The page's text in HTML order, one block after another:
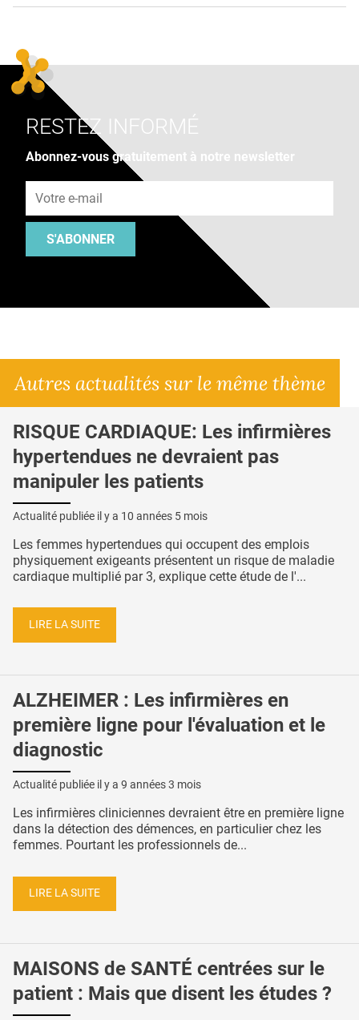
RESTEZ INFORMÉ
Abonnez-vous gratuitement à notre newsletter
S'ABONNER
Autres actualités sur le même thème
RISQUE CARDIAQUE: Les infirmières
hypertendues ne devraient pas
manipuler les patients
Actualité publiée il y a 10 années 5 mois
Les femmes hypertendues qui occupent des emplois
physiquement exigeants présentent un risque de maladie
cardiaque multiplié par 3, explique cette étude de l'...
LIRE LA SUITE
ALZHEIMER : Les infirmières en
première ligne pour l'évaluation et le
diagnostic
Actualité publiée il y a 9 années 3 mois
Les infirmières cliniciennes devraient être en première ligne
dans la détection des démences, en particulier chez les
femmes. Pourtant les professionnels de...
LIRE LA SUITE
MAISONS de SANTÉ centrées sur le
patient : Mais que disent les études ?